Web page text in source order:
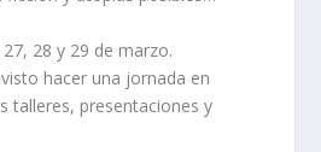
28 y 29 de marzo.
hacer una jornada en
talleres, presentaciones y